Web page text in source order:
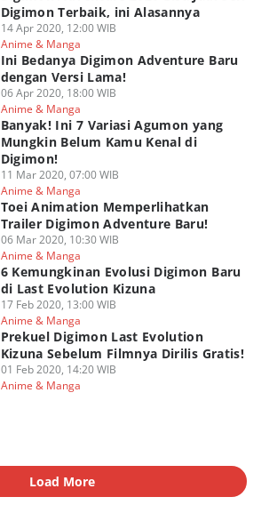
Digimon Terbaik, ini Alasannya
14 Apr 2020, 12:00 WIB
Anime & Manga
Ini Bedanya Digimon Adventure Baru
dengan Versi Lama!
06 Apr 2020, 18:00 WIB
Anime & Manga
Banyak! Ini 7 Variasi Agumon yang
Mungkin Belum Kamu Kenal di
Digimon!
11 Mar 2020, 07:00 WIB
Anime & Manga
Toei Animation Memperlihatkan
Trailer Digimon Adventure Baru!
06 Mar 2020, 10:30 WIB
Anime & Manga
6 Kemungkinan Evolusi Digimon Baru
di Last Evolution Kizuna
17 Feb 2020, 13:00 WIB
Anime & Manga
Prekuel Digimon Last Evolution
Kizuna Sebelum Filmnya Dirilis Gratis!
01 Feb 2020, 14:20 WIB
Anime & Manga
Load More